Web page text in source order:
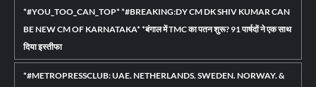
*#YOU_TOO_CAN_TOP* *#BREAKING:DY CM DK SHIV KUMAR CAN
BE NEW CM OF KARNATAKA* *बंगाल में TMC का पतन शुरू? 91 पार्षदों ने एक साथ
दिया इस्तीफा
*#METROPRESSCLUB: UAE. NETHERLANDS. SWEDEN. NORWAY. &